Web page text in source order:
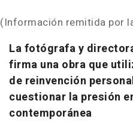
(Información remitida por
La fotógrafa y
firma una obra que
de reinvención
cuestionar la presión
contemporánea